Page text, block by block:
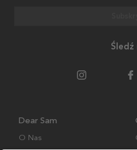
Śledź
Dear Sam
O Nas